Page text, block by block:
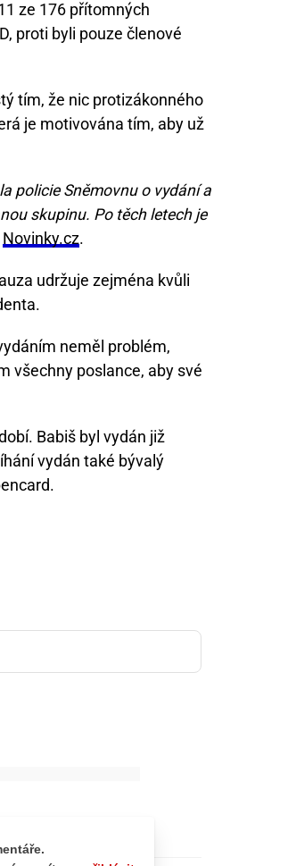
ze 176 přítomných
proti byli pouze členové
tím, že nic protizákonného
je motivována tím, aby už
policie Sněmovnu o vydání a
skupinu. Po těch letech je
Novinky.cz.
udržuje zejména kvůli
neměl problém,
všechny poslance, aby své
Babiš byl vydán již
vydán také bývalý